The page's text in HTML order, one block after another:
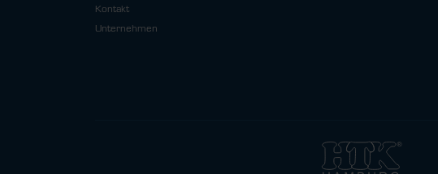
Kontakt
Unternehmen